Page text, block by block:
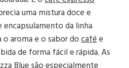
uma mistura doce e
encapsulamento da linha
o aroma e o sabor docafée
de forma fácil e rápida. As